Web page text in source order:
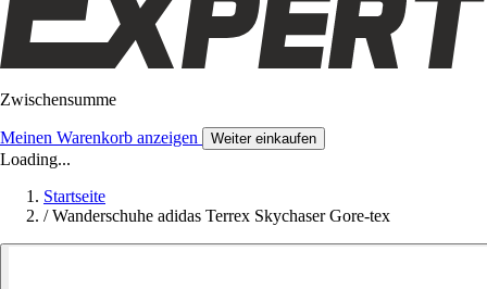
Zwischensumme
Meinen Warenkorb anzeigen Weiter einkaufen
Loading...
Startseite
/ Wanderschuhe adidas Terrex Skychaser Gore-tex